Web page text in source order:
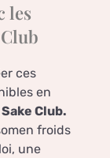
les
ces
en
Club.
froids
une